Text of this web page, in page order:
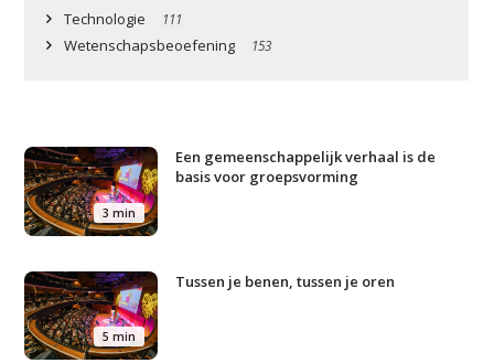
Technologie 111
Wetenschapsbeoefening 153
3 min
Een gemeenschappelijk verhaal is de
basis voor groepsvorming
5 min
Tussen je benen, tussen je oren